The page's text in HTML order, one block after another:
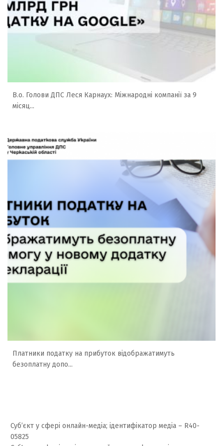
В.о. Голови ДПС Леся Карнаух: Міжнародні компанії за 9
місяц...
Платники податку на прибуток відображатимуть
безоплатну допо...
Суб’єкт у сфері онлайн-медіа; ідентифікатор медіа – R40-
05825